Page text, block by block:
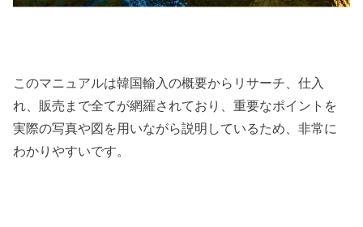
このマニュアルは韓国輸入の概要からリサーチ、仕入
れ、販売まで全てが網羅されており、重要なポイントを
実際の写真や図を用いながら説明しているため、非常に
わかりやすいです。